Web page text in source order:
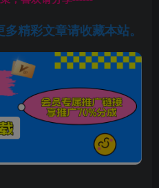
精彩文章请收藏本站。